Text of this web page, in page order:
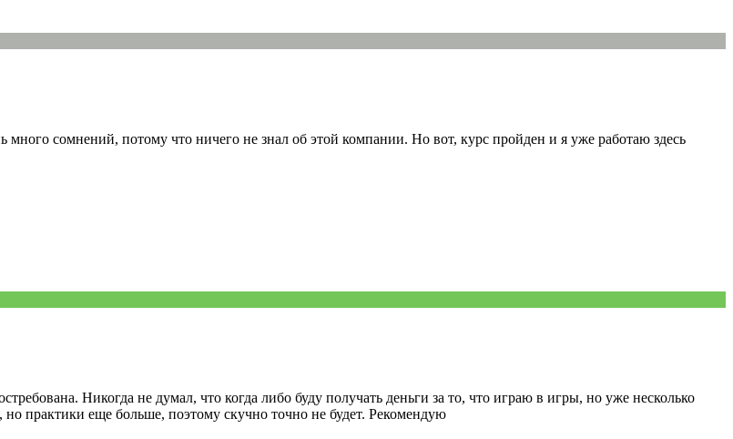
сомнений, потому что ничего не знал об этой компании. Но вот, курс пройден и я уже работаю здесь
Никогда не думал, что когда либо буду получать деньги за то, что играю в игры, но уже несколько
практики еще больше, поэтому скучно точно не будет. Рекомендую